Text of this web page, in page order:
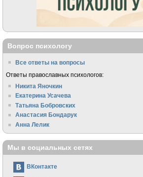
Вопрос психологу
Все ответы на вопросы
Ответы православных психологов:
Никита Яночкин
Екатерина Усачева
Татьяна Бобровских
Анастасия Бондарук
Анна Лелик
Мы в социальных сетях
ВКонтакте